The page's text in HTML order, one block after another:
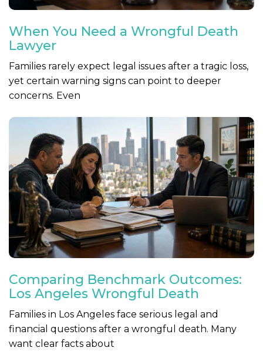
When You Need a Wrongful Death
Lawyer
Families rarely expect legal issues after a tragic loss,
yet certain warning signs can point to deeper
concerns. Even
Comparing Benchmark Outcomes:
Los Angeles Wrongful Death
Families in Los Angeles face serious legal and
financial questions after a wrongful death. Many
want clear facts about